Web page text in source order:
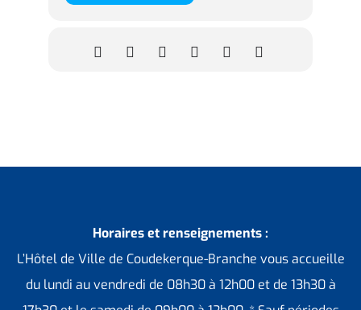
Horaires et renseignements :
L’Hôtel de Ville de Coudekerque-Branche vous accueille
du lundi au vendredi de 08h30 à 12h00 et de 13h30 à